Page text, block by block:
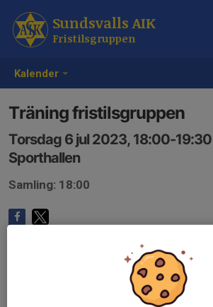
Kalender
Sundsvalls AIK
Fristilsgruppen
Träning fristilsgruppen
Torsdag 6 jul 2023, 18:00-19:30
Sporthallen
Samling: 18:00